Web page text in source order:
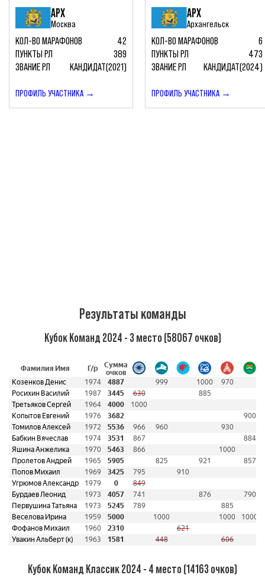
АРХ
Москва
КОЛ-ВО МАРАФОНОВ
42
ПУНКТЫ РЛ
389
ЗВАНИЕ РЛ
КАНДИДАТ(2021)
ПРОФИЛЬ УЧАСТНИКА →
АРХ
Архангельск
КОЛ-ВО МАРАФОНОВ
6
ПУНКТЫ РЛ
473
ЗВАНИЕ РЛ
КАНДИДАТ(2024)
ПРОФИЛЬ УЧАСТНИКА →
Результаты команды
Кубок Команд 2024 - 3 место (58067 очков)
Фамилия Имя Г/р
Сумма
очков
Козенков Денис
1974 4887 999 1000
970
Росихин Василий
1987 3445 630
885
Третьяков Сергей
1964 4000
1000
Копытов Евгений
1976 3682
900
Томилов Алексей
1972 5536 966 960
930
Бабкин Вячеслав
1974 3531 867
884
Яшина Анжелика
1970 5463 866
1000
Пролетов Андрей
1965 5905 825 921
857
Попов Михаил
1969 3425 795
910
Угрюмов Александр
1979 0
849
Бурдаев Леонид
1973 4057 741 876
790
Первушина Татьяна
1973 5245 789
885
Веселова Ирина
1959 5000 1000 1000
1000
Фофанов Михаил
1960 2310
621
Увакин Альберт (к)
1963 1581 448 606
Кубок Команд Классик 2024 - 4 место (14163 очков)